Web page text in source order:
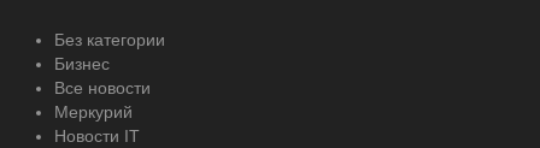
Без категории
Бизнес
Все новости
Меркурий
Новости IT